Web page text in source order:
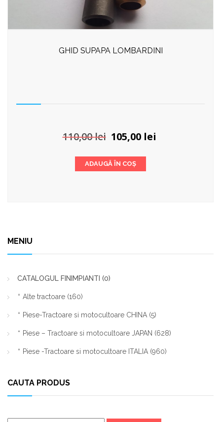
GHID SUPAPA LOMBARDINI
110,00lei Prețul
a
fost:
105,00 lei
ADAUGĂ ÎN COȘ
MENIU
CATALOGUL FINIMPIANTI (0)
Alte tractoare (160)
Piese-Tractoare si motocultoare CHINA (5)
Piese – Tractoare si motocultoare JAPAN (628)
Piese -Tractoare si motocultoare ITALIA (960)
CAUTA PRODUS
Caută